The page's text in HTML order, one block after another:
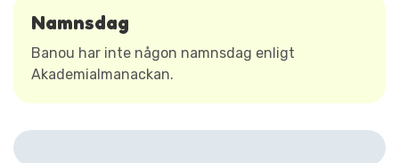
Namnsdag
Banou har inte någon namnsdag enligt
Akademialmanackan.